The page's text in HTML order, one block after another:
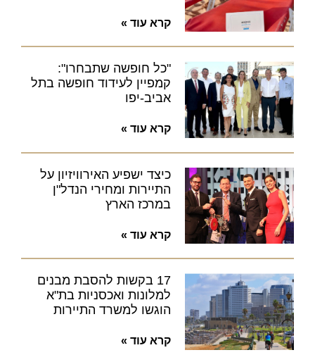
קרא עוד »
"כל חופשה שתבחרו":
קמפיין לעידוד חופשה בתל
אביב-יפו
קרא עוד »
כיצד ישפיע האירוויזיון על
התיירות ומחירי הנדל"ן
במרכז הארץ
קרא עוד »
17 בקשות להסבת מבנים
למלונות ואכסניות בת"א
הוגשו למשרד התיירות
קרא עוד »